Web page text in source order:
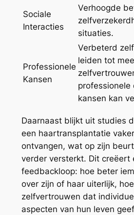
Sociale
Interacties
Verhoogde
situaties.
Professionele
Kansen
Verbeterd
leiden tot
professionele
kansen kan
Daarnaast blijkt uit studies
een haartransplantatie
ontvangen, wat op zijn
verder versterkt. Dit creëert
feedbackloop: hoe beter
over zijn of haar uiterlijk,
zelfvertrouwen dat
aspecten van hun leven